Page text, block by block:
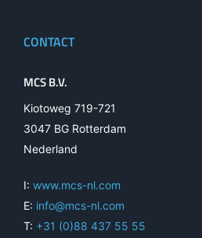
CONTACT
MCS B.V.
Kiotoweg 719-721
3047 BG Rotterdam
Nederland
I: www.mcs-nl.com
E: info@mcs-nl.com
T: +31 (0)88 437 55 55